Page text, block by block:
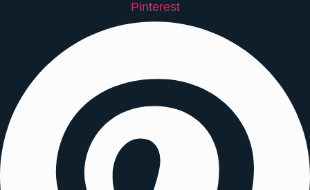
Pinterest